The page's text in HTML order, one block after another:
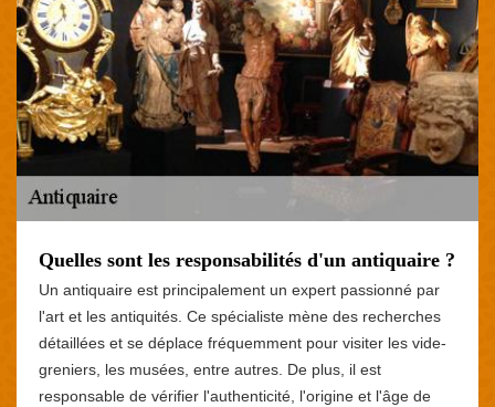
Quelles sont les responsabilités d'un antiquaire ?
Un antiquaire est principalement un expert passionné par
l'art et les antiquités. Ce spécialiste mène des recherches
détaillées et se déplace fréquemment pour visiter les vide-
greniers, les musées, entre autres. De plus, il est
responsable de vérifier l'authenticité, l'origine et l'âge de